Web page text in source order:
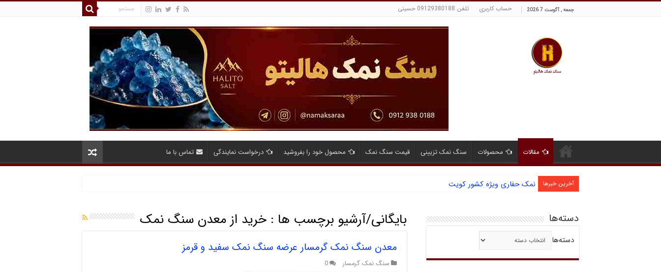
جمعه , آگوست 7 2026 حساب کاربری تلفن 09129380188 حسینی
مقالات محصولات سنگ نمک تزیینی قیمت سنگ نمک محصول خود را بفروشید درخواست نمایندگی تماس با ما
آخرین خبرها نمک حفاری ویژه کشور کویت
بایگانی/آرشیو برچسب ها : خرید از معدن سنگ نمک
معدن سنگ نمک گرمسار عرضه سنگ نمک سفید و قرمز
سنگ نمک گرمسار 0
دسته‌ها
دسته‌ها